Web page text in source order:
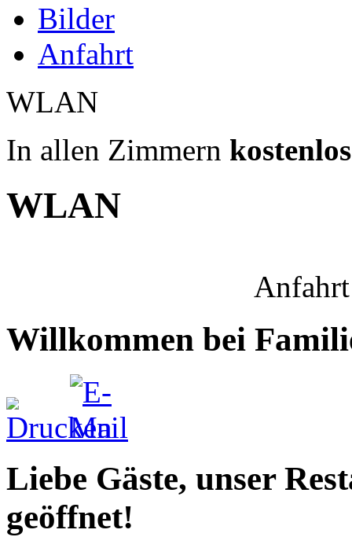
Bilder
Anfahrt
WLAN
In allen Zimmern kostenlos
WLAN
Willkommen bei
Liebe Gäste, unser
geöffnet!